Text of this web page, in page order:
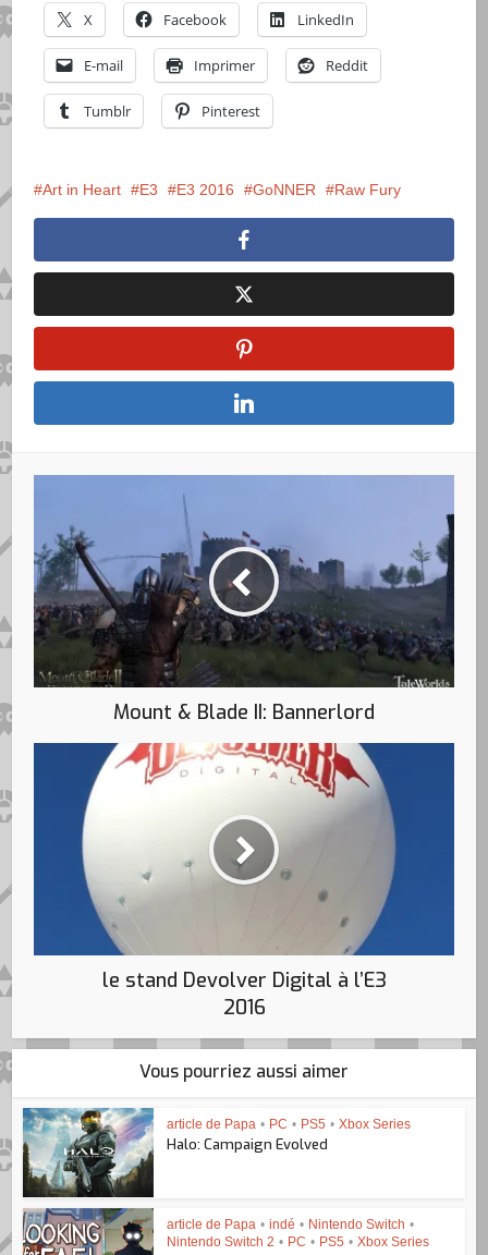
X Facebook LinkedIn
E-mail Imprimer Reddit
Tumblr Pinterest
Art in Heart E3 E3 2016 GoNNER Raw Fury
Mount & Blade II: Bannerlord
le stand Devolver Digital à l’E3
2016
Vous pourriez aussi aimer
article de Papa • PC • PS5 • Xbox Series
Halo: Campaign Evolved
article de Papa • indé • Nintendo Switch •
Nintendo Switch 2 • PC • PS5 • Xbox Series